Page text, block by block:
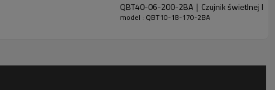
QBT40-06-200-2BA｜Czujnik świetlnej
model : QBT10-18-170-2BA